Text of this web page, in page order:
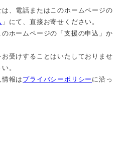
、電話またはこのホームページの
」にて、直接お寄せください。
ホームページの「支援の申込」か
受けすることはいたしておりませ
。
報はプライバシーポリシーに沿っ